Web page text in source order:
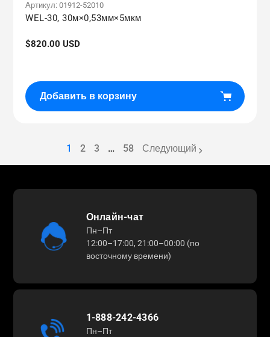
Артикул: 01912-52010
WEL-30, 30м×0,53мм×5мкм
Обычная
$820.00 USD
Добавить в корзину
1
page
2
page
3 …
page
58 Следующий
Онлайн-чат
Пн–Пт
12:00–17:00, 21:00–00:00 (по
восточному времени)
1-888-242-4366
Пн–Пт